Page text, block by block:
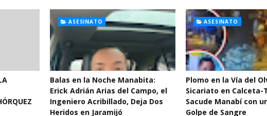
ASESINATO
Balas en la Noche Manabita:
Erick Adrián Arias del Campo, el
Ingeniero Acribillado, Deja Dos
Heridos en Jaramijó
ASESINATO
Plomo en la Vía del
Sicariato en Calceta-
Sacude Manabí con
Golpe de Sangre